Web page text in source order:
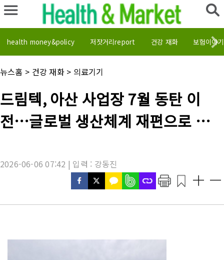
health money&policy 저잣거리report 건강 재화 보험이야기
채
널
뉴스홈 > 건강 재화> 의료기기
기
사
목
드림텍, 아산 사업장 7월 동탄 이
전…글로벌 생산체계 재편으로 제조
2026-06-06 07:42 | 입력 : 강동진